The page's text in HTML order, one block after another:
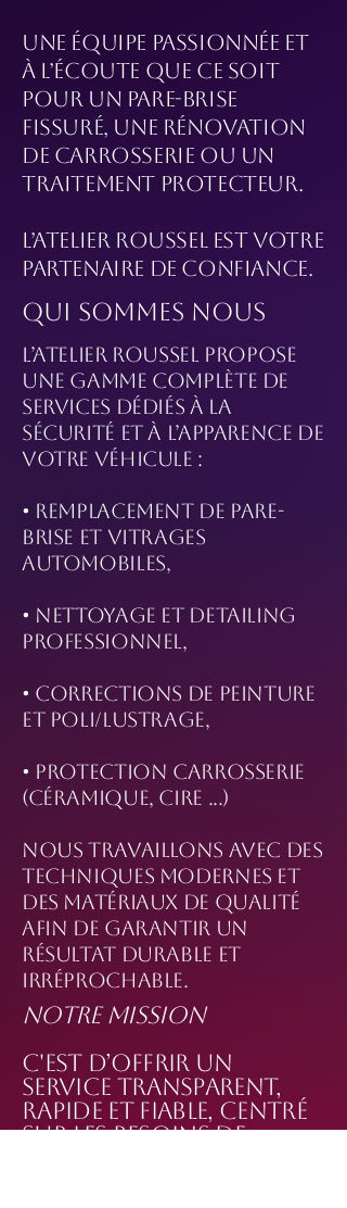
Une équipe passionnée et
à l’écoute Que ce soit
pour un pare-brise
fissuré, une rénovation
de carrosserie ou un
traitement protecteur.
L’Atelier Roussel est votre
partenaire de confiance.
Qui SOMMES Nous
L’Atelier Roussel propose
une gamme complète de
services dédiés à la
sécurité et à l’apparence de
votre véhicule :
• Remplacement de pare-
brise et vitrages
automobiles,
• Nettoyage et detailing
professionnel,
• Corrections de peinture
et poli/lustrage,
• Protection carrosserie
(céramique, cire ...)
Nous travaillons avec des
techniques modernes et
des matériaux de qualité
afin de garantir un
résultat durable et
irréprochable.
NOTRE MISSION
c'est d’offrir un
service transparent,
rapide et fiable, centré
sur les besoins de